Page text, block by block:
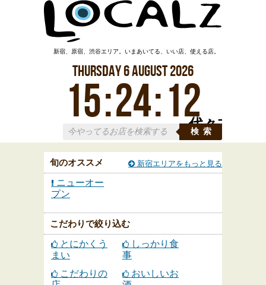
代々木
新宿、原宿、渋谷エリア。いまあいてる、いい店、使える店。
Thursday6August2026
15:24:14
検索
旬のオススメ
ニューオー
プン
こだわりで絞り込む
とにかくう
まい
しっかり食
事
こだわりの
おいしいお
新宿エリアをもっと見る